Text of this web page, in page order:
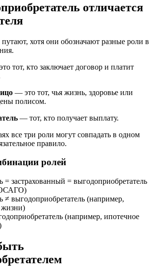
отличается
хотя они обозначают разные роли в
тот, кто заключает договор и платит
— это тот, чья жизнь, здоровье или
полисом.
— тот, кто получает выплату.
все три роли могут совпадать в одном
правило.
ролей
= застрахованный = выгодоприобретатель
≠ выгодоприобретатель (например,
жизни)
(например, ипотечное